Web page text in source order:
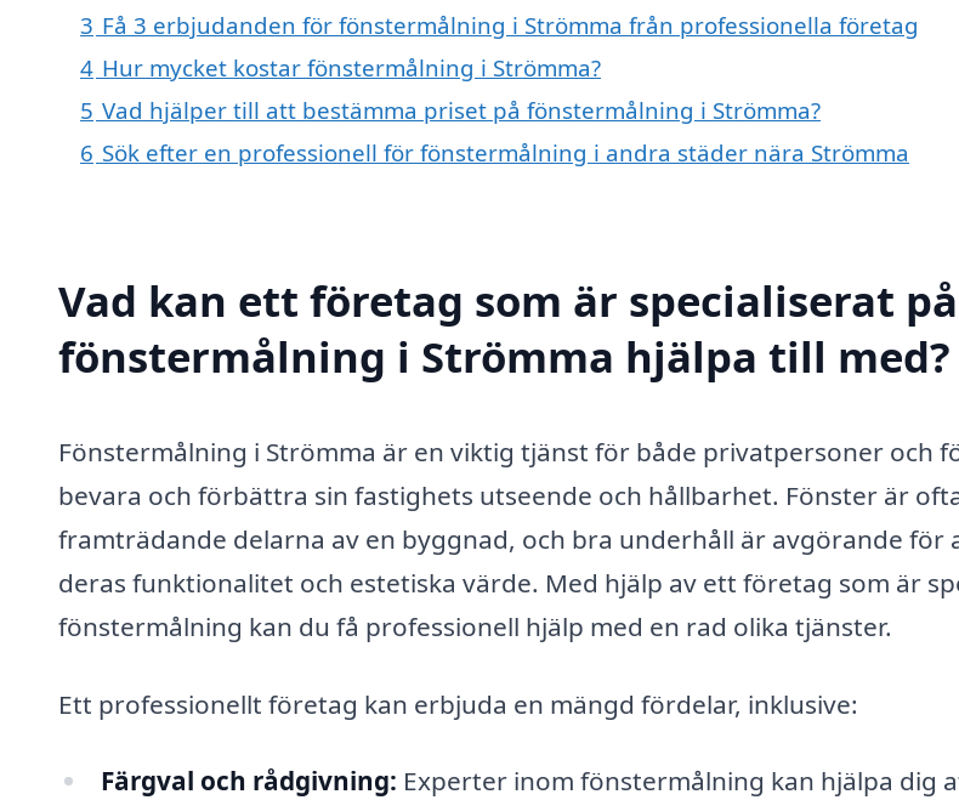
3 Få 3 erbjudanden för fönstermålning i Strömma från professionella företag
4 Hur mycket kostar fönstermålning i Strömma?
5 Vad hjälper till att bestämma priset på fönstermålning i Strömma?
6 Sök efter en professionell för fönstermålning i andra städer nära Strömma
Vad kan ett företag som är specialiserat på
fönstermålning i Strömma hjälpa till med?
Fönstermålning i Strömma är en viktig tjänst för både privatpersoner och
bevara och förbättra sin fastighets utseende och hållbarhet. Fönster är
framträdande delarna av en byggnad, och bra underhåll är avgörande för
deras funktionalitet och estetiska värde. Med hjälp av ett företag som är
fönstermålning kan du få professionell hjälp med en rad olika tjänster.
Ett professionellt företag kan erbjuda en mängd fördelar, inklusive:
Färgval och rådgivning: Experter inom fönstermålning kan hjälpa dig